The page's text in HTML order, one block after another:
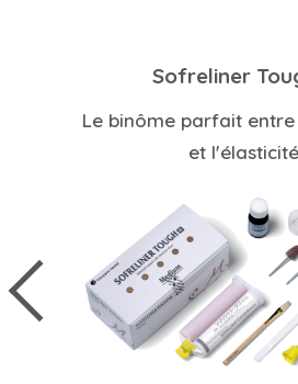
Sofreliner
Le binôme parfait entre
et